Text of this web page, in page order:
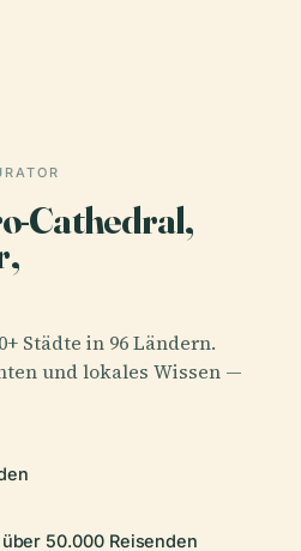
Cathedral,
Städte in 96 Ländern.
und lokales Wissen —
50.000 Reisenden